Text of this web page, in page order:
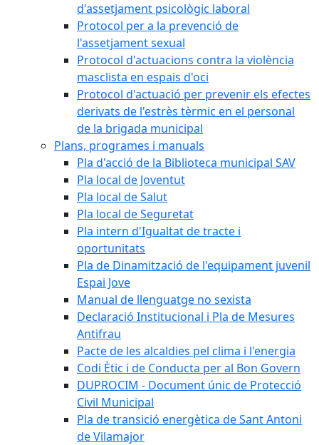
d'assetjament psicològic laboral
Protocol per a la prevenció de
l'assetjament sexual
Protocol d'actuacions contra la violència
masclista en espais d'oci
Protocol d'actuació per prevenir els efectes
derivats de l'estrès tèrmic en el personal
de la brigada municipal
Plans, programes i manuals
Pla d'acció de la Biblioteca municipal SAV
Pla local de Joventut
Pla local de Salut
Pla local de Seguretat
Pla intern d'Igualtat de tracte i
oportunitats
Pla de Dinamització de l'equipament juvenil
Espai Jove
Manual de llenguatge no sexista
Declaració Institucional i Pla de Mesures
Antifrau
Pacte de les alcaldies pel clima i l'energia
Codi Ètic i de Conducta per al Bon Govern
DUPROCIM - Document únic de Protecció
Civil Municipal
Pla de transició energètica de Sant Antoni
de Vilamajor